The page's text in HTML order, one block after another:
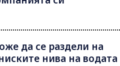
да се раздели на
нива на водата